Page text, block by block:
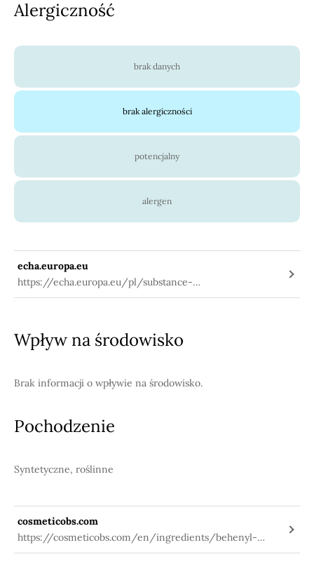
Alergiczność
brak danych
brak alergiczności
potencjalny
alergen
echa.europa.eu
https://echa.europa.eu/pl/substance-
information/-/substanceinfo/100.010.498
Wpływ na środowisko
Brak informacji o wpływie na środowisko.
Pochodzenie
Syntetyczne, roślinne
cosmeticobs.com
https://cosmeticobs.com/en/ingredients/behenyl-
alcohol-37